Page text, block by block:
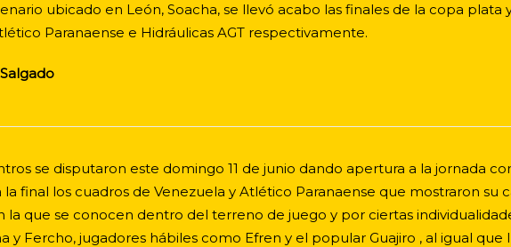
ubicado en León, Soacha, se llevó acabo las finales de la copa
Paranaense e Hidráulicas AGT respectivamente.
se disputaron este domingo 11 de junio dando apertura a la jornada
la final los cuadros de Venezuela y Atlético Paranaense que mostraron su
la que se conocen dentro del terreno de juego y por ciertas
y Fercho, jugadores hábiles como Efren y el popular Guajiro , al igual